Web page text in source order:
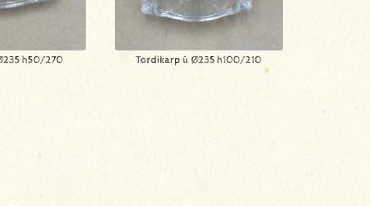
h50/270 Tordikarp ü Ø235 h100/210